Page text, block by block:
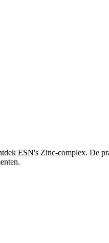
ESN's Zinc-complex. De